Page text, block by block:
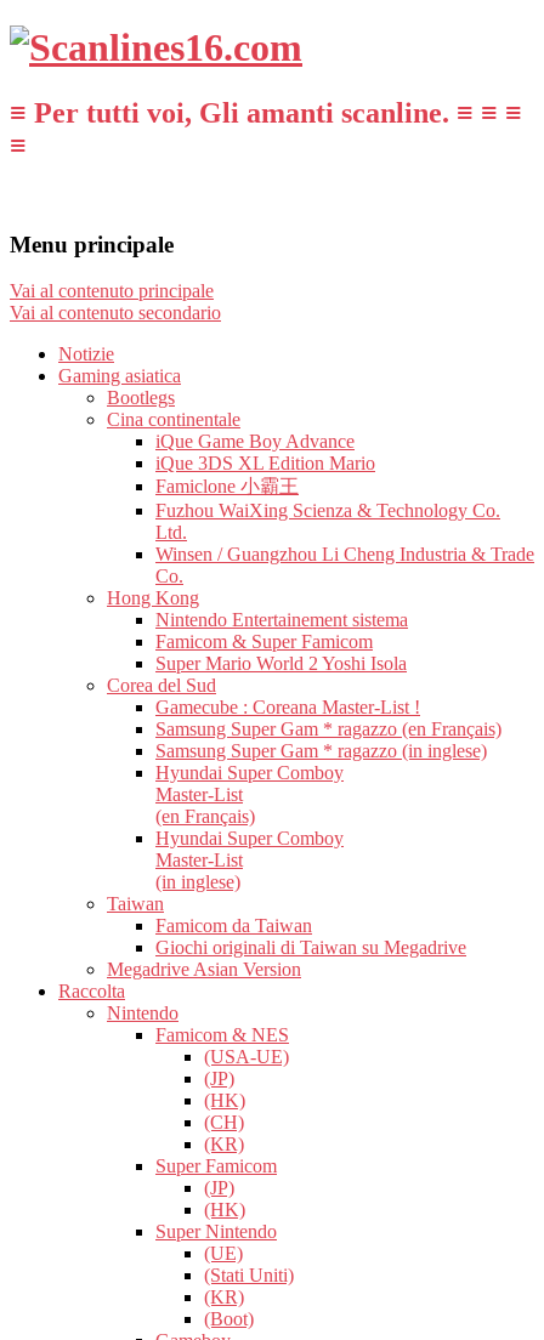
≡ Per tutti voi, Gli amanti scanline. ≡ ≡ ≡
≡
Menu principale
Vai al contenuto principale
Vai al contenuto secondario
Notizie
Gaming asiatica
Bootlegs
Cina continentale
iQue Game Boy Advance
iQue 3DS XL Edition Mario
Famiclone 小霸王
Fuzhou WaiXing Scienza & Technology Co.
Ltd.
Winsen / Guangzhou Li Cheng Industria & Trade
Co.
Hong Kong
Nintendo Entertainement sistema
Famicom & Super Famicom
Super Mario World 2 Yoshi Isola
Corea del Sud
Gamecube : Coreana Master-List !
Samsung Super Gam * ragazzo (en Français)
Samsung Super Gam * ragazzo (in inglese)
Hyundai Super Comboy
Master-List
(en Français)
Hyundai Super Comboy
Master-List
(in inglese)
Taiwan
Famicom da Taiwan
Giochi originali di Taiwan su Megadrive
Megadrive Asian Version
Raccolta
Nintendo
Famicom & NES
(USA-UE)
(JP)
(HK)
(CH)
(KR)
Super Famicom
(JP)
(HK)
Super Nintendo
(UE)
(Stati Uniti)
(KR)
(Boot)